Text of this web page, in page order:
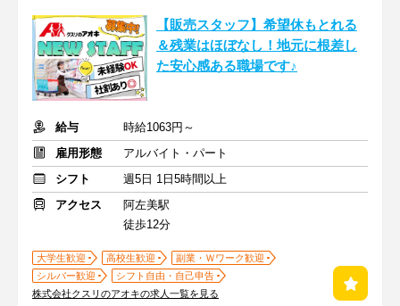
【販売スタッフ】希望休もとれる
＆残業はほぼなし！地元に根差し
た安心感ある職場です♪
給与
時給1063円～
雇用形態
アルバイト・パート
シフト
週5日 1日5時間以上
アクセス
阿左美駅
徒歩12分
大学生歓迎 高校生歓迎
副業・Ｗワーク歓迎
シルバー歓迎
シフト自由・自己申告
株式会社クスリのアオキの求人一覧を見る